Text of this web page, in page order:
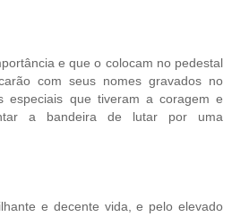
e que o colocam no pedestal
com seus nomes gravados no
especiais que tiveram a coragem e
a bandeira de lutar por uma
e decente vida, e pelo elevado